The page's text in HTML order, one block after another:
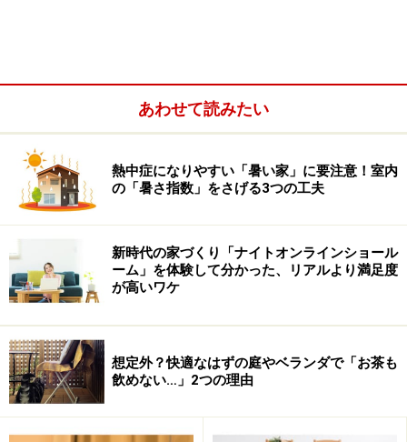
1/4 次のページへ
あわせて読みたい
熱中症になりやすい「暑い家」に要注意！室内
の「暑さ指数」をさげる3つの工夫
新時代の家づくり「ナイトオンラインショール
ーム」を体験して分かった、リアルより満足度
が高いワケ
想定外？快適なはずの庭やベランダで「お茶も
飲めない…」2つの理由